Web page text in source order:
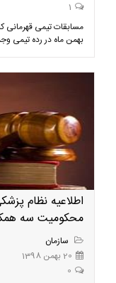
1
بهمن ماه در رده تیمی وجمعه ۱۸ بهمن ماه در رده انفرادی و
اطلاعیه نظام
محکومیت سه
سازمان
20 بهمن 1398
0